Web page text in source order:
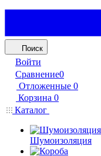
Поиск
Войти
Сравнение0
Отложенные 0
Корзина 0
Каталог
Шумоизоляция